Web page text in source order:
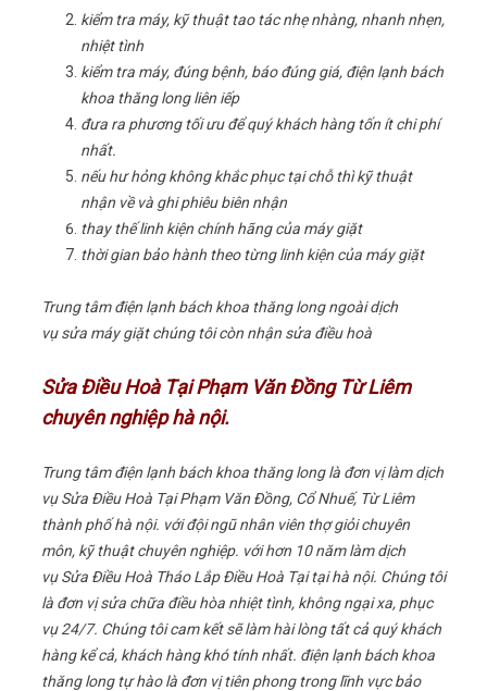
kiểm tra máy, kỹ thuật tao tác nhẹ nhàng, nhanh nhẹn,
nhiệt tình
kiểm tra máy, đúng bệnh, báo đúng giá, điện lạnh bách
khoa thăng long liên iếp
đưa ra phương tối ưu để quý khách hàng tốn ít chi phí
nhất.
nếu hư hỏng không khắc phục tại chỗ thì kỹ thuật
nhận về và ghi phiêu biên nhận
thay thế linh kiện chính hãng của máy giặt
thời gian bảo hành theo từng linh kiện của máy giặt
Trung tâm điện lạnh bách khoa thăng long ngoài dịch
vụ sửa máy giặt chúng tôi còn nhận sửa điều hoà
Sửa Điều Hoà Tại Phạm Văn Đồng Từ Liêm
chuyên nghiệp hà nội.
Trung tâm điện lạnh bách khoa thăng long là đơn vị làm dịch
vụ Sửa Điều Hoà Tại Phạm Văn Đồng, Cổ Nhuế, Từ Liêm
thành phố hà nội. với đội ngũ nhân viên thợ giỏi chuyên
môn, kỹ thuật chuyên nghiệp. với hơn 10 năm làm dịch
vụ Sửa Điều Hoà Tháo Lắp Điều Hoà Tại tại hà nội. Chúng tôi
là đơn vị sửa chữa điều hòa nhiệt tình, không ngại xa, phục
vụ 24/7. Chúng tôi cam kết sẽ làm hài lòng tất cả quý khách
hàng kể cả, khách hàng khó tính nhất. điện lạnh bách khoa
thăng long tự hào là đơn vị tiên phong trong lĩnh vực bảo